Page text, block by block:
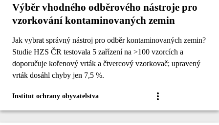
Výběr vhodného odběrového nástroje pro
vzorkování kontaminovaných zemin
Jak vybrat správný nástroj pro odběr kontaminovaných zemin?
Studie HZS ČR testovala 5 zařízení na >100 vzorcích a
doporučuje kořenový vrták a čtvercový vzorkovač; upravený
vrták dosáhl chyby jen 7,5 %.
Institut ochrany obyvatelstva